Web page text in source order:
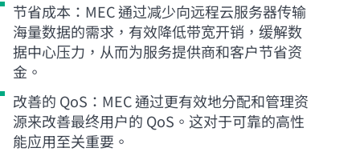
节省成本：MEC 通过减少向远程云服务器传输
海量数据的需求，有效降低带宽开销，缓解数
据中心压力，从而为服务提供商和客户节省资
金。
改善的 QoS：MEC 通过更有效地分配和管理资
源来改善最终用户的 QoS。这对于可靠的高性
能应用至关重要。